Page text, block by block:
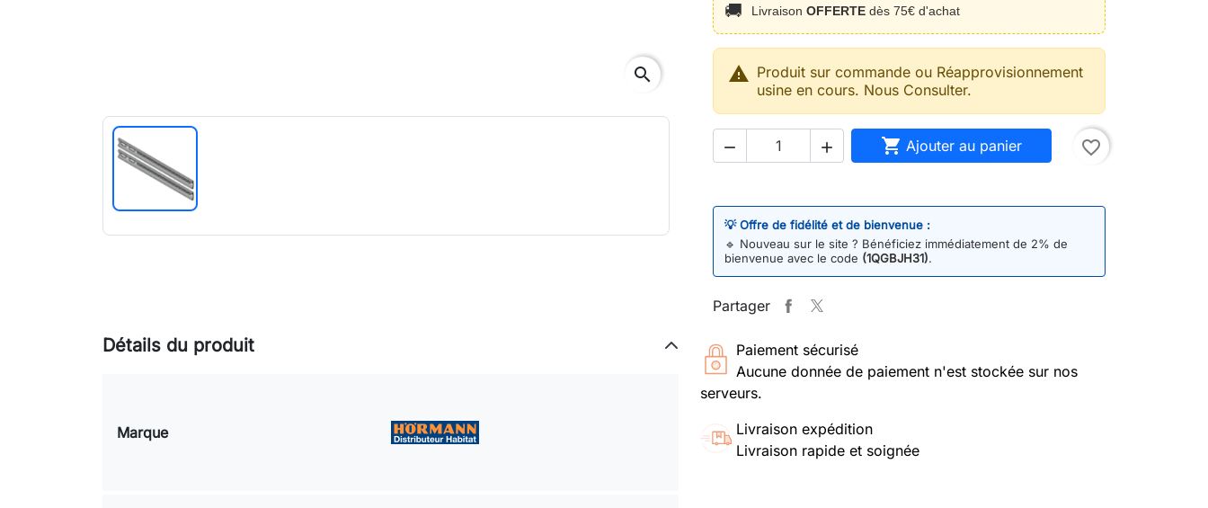
search
🚚 Livraison OFFERTE dès 75€ d'achat
 Produit sur commande ou Réapprovisionnement
usine en cours. Nous Consulter.
   Ajouter au panier favorite_border
💡 Offre de fidélité et de bienvenue :
🔹 Nouveau sur le site ? Bénéficiez immédiatement de 2% de
bienvenue avec le code (1QGBJH31).
Partager
Paiement sécurisé
Aucune donnée de paiement n'est stockée sur nos
serveurs.
Livraison expédition
Livraison rapide et soignée
Détails du produit
Marque